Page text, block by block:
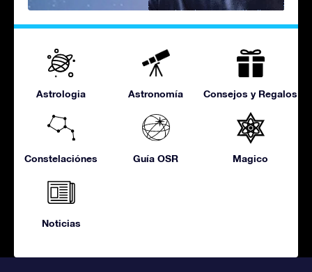
Astrologia Astronomía Consejos y Regalos
Constelaciónes Guía OSR Magico
Noticias